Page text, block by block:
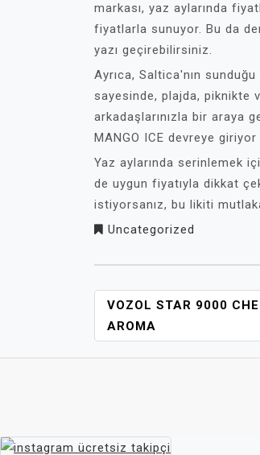
markası, yaz aylarında
fiyatlarla sunuyor. Bu da
yazı geçirebilirsiniz.
Ayrıca, Saltica'nın
sayesinde, plajda, piknikte
arkadaşlarınızla bir araya
MANGO ICE devreye
Yaz aylarında serinlemek
de uygun fiyatıyla dikkat
istiyorsanız, bu likiti
Uncategorized
YAZI
GEZINMESI
VOZOL STAR 9000
AROMA